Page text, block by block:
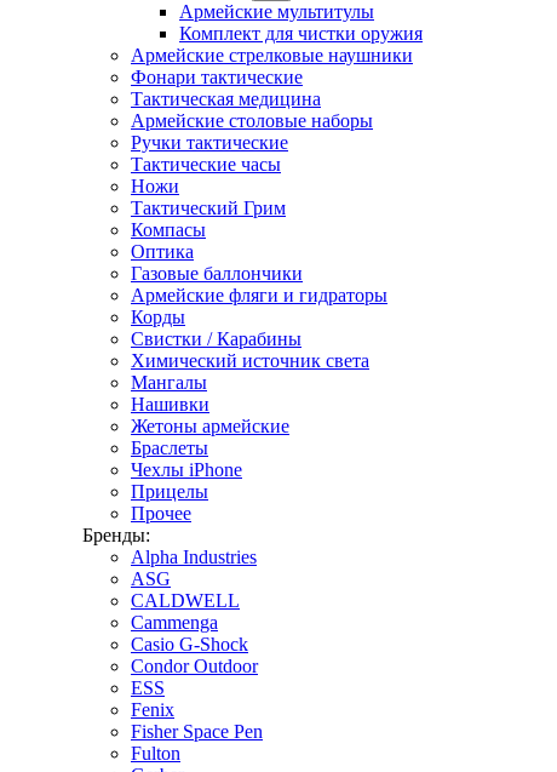
Армейские мультитулы
Комплект для чистки оружия
Армейские стрелковые наушники
Фонари тактические
Тактическая медицина
Армейские столовые наборы
Ручки тактические
Тактические часы
Ножи
Тактический Грим
Компасы
Оптика
Газовые баллончики
Армейские фляги и гидраторы
Корды
Свистки / Карабины
Химический источник света
Мангалы
Нашивки
Жетоны армейские
Браслеты
Чехлы iPhone
Прицелы
Прочее
Бренды:
Alpha Industries
ASG
CALDWELL
Cammenga
Casio G-Shock
Condor Outdoor
ESS
Fenix
Fisher Space Pen
Fulton